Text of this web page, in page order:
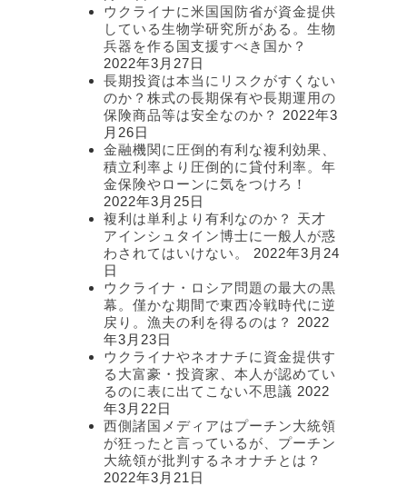
ウクライナに米国国防省が資金提供
している生物学研究所がある。生物
兵器を作る国支援すべき国か？
2022年3月27日
長期投資は本当にリスクがすくない
のか？株式の長期保有や長期運用の
保険商品等は安全なのか？
2022年3
月26日
金融機関に圧倒的有利な複利効果、
積立利率より圧倒的に貸付利率。年
金保険やローンに気をつけろ！
2022年3月25日
複利は単利より有利なのか？ 天才
アインシュタイン博士に一般人が惑
わされてはいけない。
2022年3月24
日
ウクライナ・ロシア問題の最大の黒
幕。僅かな期間で東西冷戦時代に逆
戻り。漁夫の利を得るのは？
2022
年3月23日
ウクライナやネオナチに資金提供す
る大富豪・投資家、本人が認めてい
るのに表に出てこない不思議 2022
年3月22日
西側諸国メディアはプーチン大統領
が狂ったと言っているが、プーチン
大統領が批判するネオナチとは？
2022年3月21日